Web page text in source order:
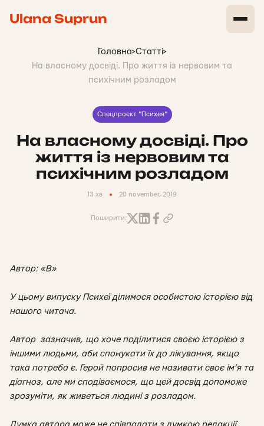
Ulana Suprun
Головна>Статті>
На власному досвіді. Про життя із нервовим та
психічним розладом
Спецпроєкт "Психея"
На власному досвіді. Про
життя із нервовим та
психічним розладом
13 хв 20 november, 2019
Поширити:
Автор: «В»
У цьому випуску Психеї ділимося особистою історією від
нашого читача.
Автор зазначив, що хоче поділитися своєю історією з
іншими людьми, аби спонукати їх до лікування, якщо
така потреба є. Герой попросив не називати своє ім’я та
діагноз, але ми сподіваємося, що цей досвід допоможе
зрозуміти, як живеться людині з розладом.